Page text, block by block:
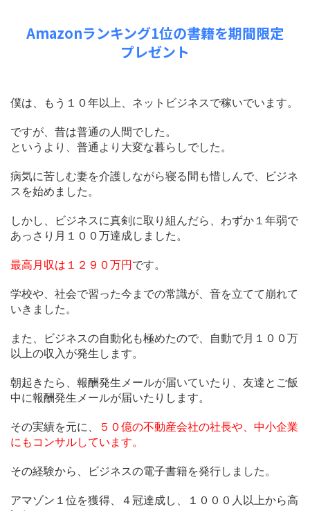
Amazonランキング1位の書籍を期間限定
プレゼント
僕は、もう１０年以上、ネットビジネスで稼いでいます。
ですが、昔は普通の人間でした。
というより、普通より大変な暮らしでした。
病気に苦しむ妻を介護しながら寝る間も惜しんで、ビジネ
スを始めました。
しかし、ビジネスに真剣に取り組んだら、わずか１年弱で
あっさり月１００万達成しました。
最高月収は１２９０万円です。
学校や、社会で習った今までの常識が、音を立てて崩れて
いきました。
また、ビジネスの自動化も極めたので、自動で月１００万
以上の収入が発生します。
朝起きたら、報酬発生メールが届いていたり、友達とご飯
中に報酬発生メールが届いたりします。
その実績を元に、
５０億の不動産会社の社長や、中小企業
にもコンサルしています。
その経験から、ビジネスの電子書籍を発行しました。
アマゾン１位を獲得、４冠達成し、１０００人以上から高